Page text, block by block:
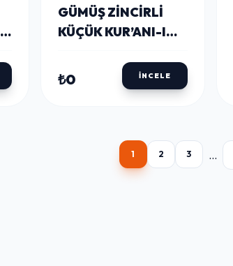
GÜMÜŞ ZINCIRLI
KÜÇÜK KUR’ANI-I
₺0 İNCELE
1 2 3 ...